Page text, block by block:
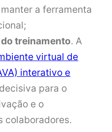
a ferramenta
treinamento. A
virtual de
interativo e
para o
e o
colaboradores.